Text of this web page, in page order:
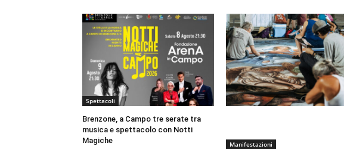
Spettacoli
Brenzone, a Campo tre serate tra
musica e spettacolo con Notti
Magiche
Manifestazioni